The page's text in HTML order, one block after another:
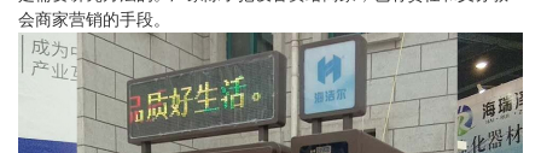
会商家营销的手段。